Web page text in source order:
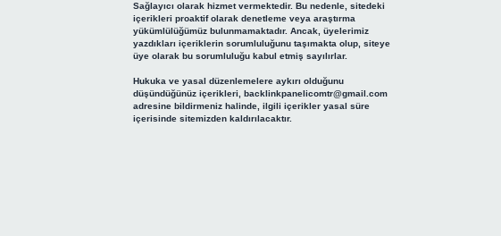
Sağlayıcı olarak hizmet vermektedir. Bu nedenle, sitedeki
içerikleri proaktif olarak denetleme veya araştırma
yükümlülüğümüz bulunmamaktadır. Ancak, üyelerimiz
yazdıkları içeriklerin sorumluluğunu taşımakta olup, siteye
üye olarak bu sorumluluğu kabul etmiş sayılırlar.
Hukuka ve yasal düzenlemelere aykırı olduğunu
düşündüğünüz içerikleri, backlinkpanelicomtr@gmail.com
adresine bildirmeniz halinde, ilgili içerikler yasal süre
içerisinde sitemizden kaldırılacaktır.